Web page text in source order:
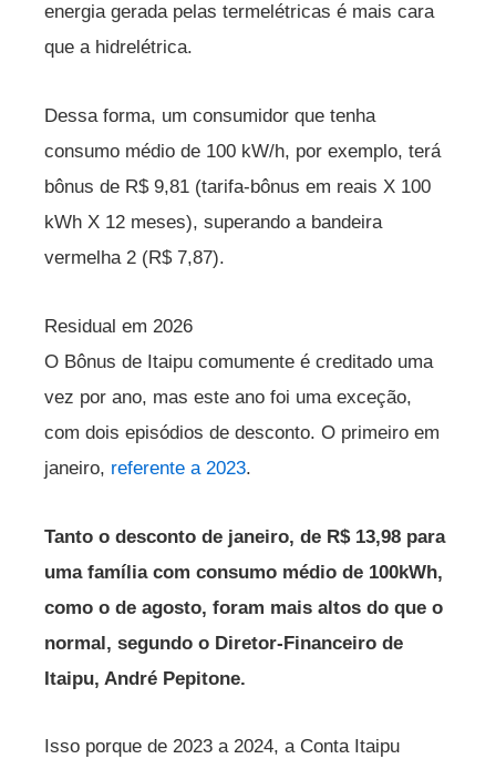
energia gerada pelas termelétricas é mais cara
que a hidrelétrica.
Dessa forma, um consumidor que tenha
consumo médio de 100 kW/h, por exemplo, terá
bônus de R$ 9,81 (tarifa-bônus em reais X 100
kWh X 12 meses), superando a bandeira
vermelha 2 (R$ 7,87).
Residual em 2026
O Bônus de Itaipu comumente é creditado uma
vez por ano, mas este ano foi uma exceção,
com dois episódios de desconto. O primeiro em
janeiro, referente a 2023.
Tanto o desconto de janeiro, de R$ 13,98 para
uma família com consumo médio de 100kWh,
como o de agosto, foram mais altos do que o
normal, segundo o Diretor-Financeiro de
Itaipu, André Pepitone.
Isso porque de 2023 a 2024, a Conta Itaipu